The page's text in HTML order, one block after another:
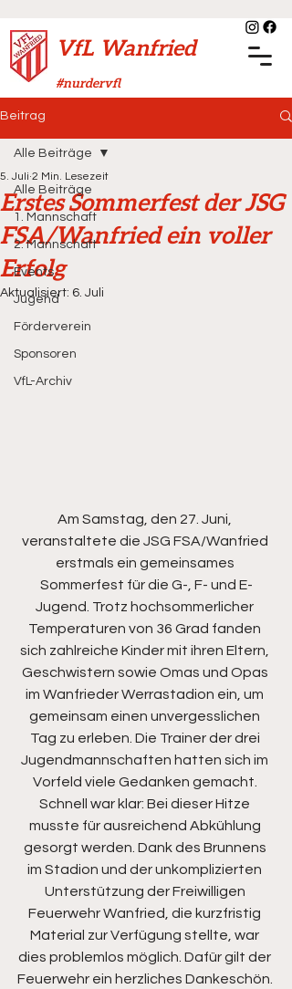
VfL Wanfried
#nurdervfl
Beitrag
Alle Beiträge
1. Mannschaft
2. Mannschaft
Events
Jugend
Förderverein
Sponsoren
VfL-Archiv
Alle Beiträge
Erstes Sommerfest der JSG
FSA/Wanfried ein voller
Erfolg
5. Juli 2 Min. Lesezeit
Aktualisiert: 6. Juli
Am Samstag, den 27. Juni,
veranstaltete die JSG FSA/Wanfried
erstmals ein gemeinsames
Sommerfest für die G-, F- und E-
Jugend. Trotz hochsommerlicher
Temperaturen von 36 Grad fanden
sich zahlreiche Kinder mit ihren Eltern,
Geschwistern sowie Omas und Opas
im Wanfrieder Werrastadion ein, um
gemeinsam einen unvergesslichen
Tag zu erleben. Die Trainer der drei
Jugendmannschaften hatten sich im
Vorfeld viele Gedanken gemacht.
Schnell war klar: Bei dieser Hitze
musste für ausreichend Abkühlung
gesorgt werden. Dank des Brunnens
im Stadion und der unkomplizierten
Unterstützung der Freiwilligen
Feuerwehr Wanfried, die kurzfristig
Material zur Verfügung stellte, war
dies problemlos möglich. Dafür gilt der
Feuerwehr ein herzliches Dankeschön.